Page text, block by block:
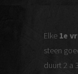
Elke 1e
steen
duurt 2 a